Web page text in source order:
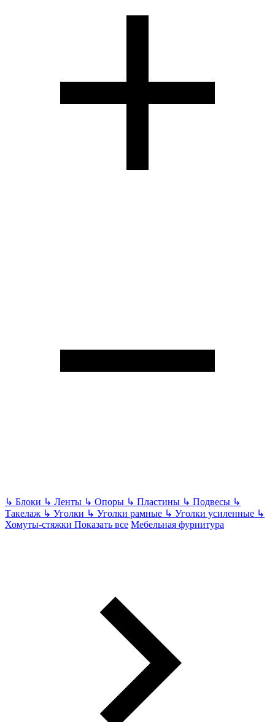
↳ Блоки ↳ Ленты ↳ Опоры ↳ Пластины ↳ Подвесы ↳
Такелаж ↳ Уголки ↳ Уголки рамные ↳ Уголки усиленные ↳
Хомуты-стяжки Показать все Мебельная фурнитура